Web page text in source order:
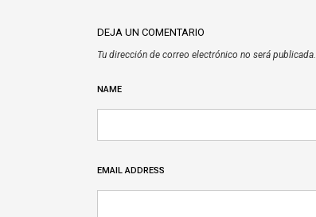
DEJA UN COMENTARIO
Tu dirección de correo electrónico no será publicada.
NAME
EMAIL ADDRESS